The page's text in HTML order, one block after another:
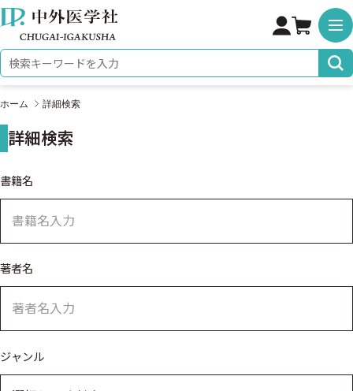
株式会社 中外医学社
検索キーワード
ホーム 詳細検索
詳細検索
詳細検索
書籍名
著者名
ジャンル